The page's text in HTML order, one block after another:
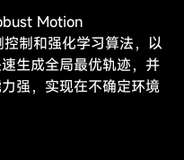
Motion
制和强化学习算法，以
生成全局最优轨迹，并
强，实现在不确定环境